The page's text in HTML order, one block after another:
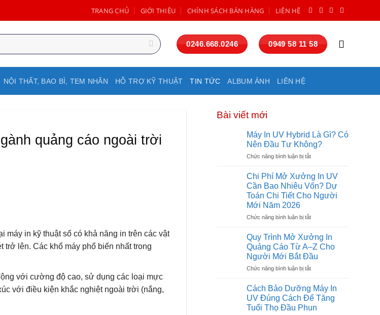
TRANG CHỦ GIỚI THIỆU CHÍNH SÁCH BÁN HÀNG LIÊN HỆ
0246.668.0246 0949 58 11 58
NỘI THẤT, BAO BÌ, TEM NHÃN HỖ TRỢ KỸ THUẬT TIN TỨC ALBUM ẢNH LIÊN HỆ
quảng cáo ngoài trời
máy in kỹ thuật số có khả năng in trên các vật
lên. Các khổ máy phổ biến nhất trong
với cường độ cao, sử dụng các loại mực
với điều kiện khắc nghiệt ngoài trời (nắng,
Bài viết mới
Máy In UV Hybrid Là Gì? Có
Nên Đầu Tư Không?
Chức năng bình luận bị tắtở
UV
Hybrid
Là
Có
Đầu
Tư
Không?
Chi Phí Mở Xưởng In UV
Cần Bao Nhiêu Vốn? Dự
Toán Chi Tiết Cho Người
Mới Năm 2026
Chức năng bình luận bị tắtở
Phí
Mở
Xưởng
In
UV
Bao
Nhiêu
Vốn?
Dự
Quy Trình Mở Xưởng In
Quảng Cáo Từ A–Z Cho
Người Mới Bắt Đầu
Chức năng bình luận bị tắtở
Trình
Mở
Xưởng
In
Cách Bảo Dưỡng Máy In
UV Đúng Cách Để Tăng
Tuổi Thọ Đầu Phun